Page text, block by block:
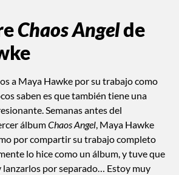
Chaos Angelde
a Maya Hawke por su trabajo como
saben es que también tiene una
Semanas antes del
álbumChaos Angel, Maya Hawke
por compartir su trabajo completo
lo hice como un álbum, y tuve que
por separado… Estoy muy